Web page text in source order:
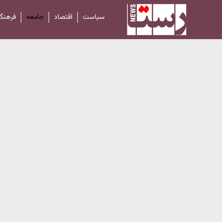
سیاست اقتصاد جامعه